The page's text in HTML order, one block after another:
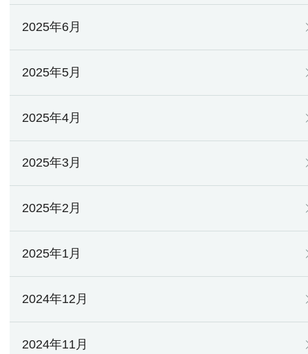
2025年6月
2025年5月
2025年4月
2025年3月
2025年2月
2025年1月
2024年12月
2024年11月